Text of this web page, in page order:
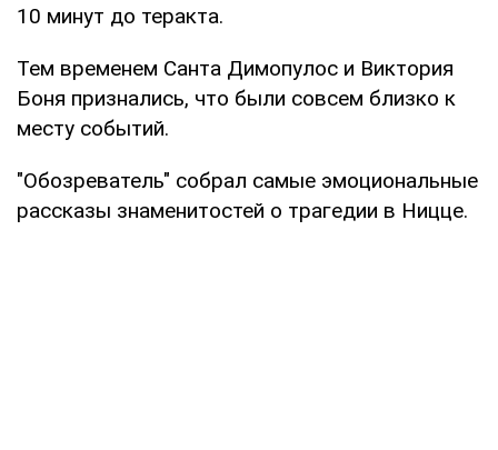
10 минут до теракта.
Тем временем Санта Димопулос и Виктория
Боня признались, что были совсем близко к
месту событий.
"Обозреватель" собрал самые эмоциональные
рассказы знаменитостей о трагедии в Ницце.